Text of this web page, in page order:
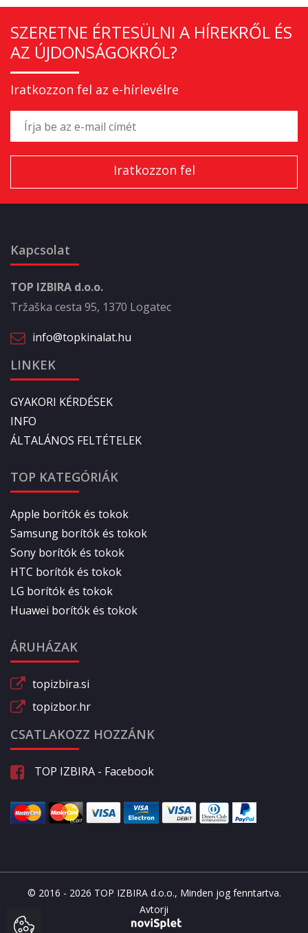
SZERETNE ÉRTESÜLNI A HÍREKRŐL ÉS
AZ ÚJDONSÁGOKRÓL?
Iratkozzon fel az e-hírlevélre
Kapcsolat
TOP IZBIRA d.o.o.
Tržaška cesta 95, 1370 Logatec
info@topkinalat.hu
LINKEK
GYAKORI KÉRDÉSEK
INFO
ÁLTALÁNOS FELTÉTELEK
TOP KATEGÓRIÁK
Apple borítók és tokok
Samsung borítók és tokok
Sony borítók és tokok
HTC borítók és tokok
LG borítók és tokok
Huawei borítók és tokok
ÁRUHÁZAK
topizbira.si
topizbor.hr
CSATLAKOZZ HOZZÁNK
TOP IZBIRA - Facebook
© 2016 - 2026 TOP IZBIRA d.o.o., Minden jog fenntartva.
Avtorji